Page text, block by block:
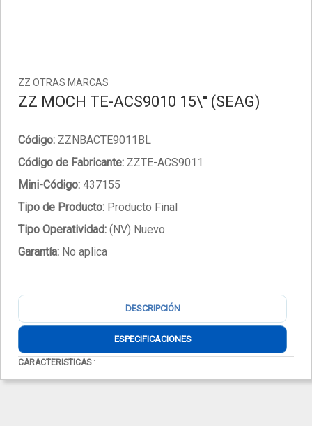
ZZ OTRAS MARCAS
ZZ MOCH TE-ACS9010 15\'' (SEAG)
Código: ZZNBACTE9011BL
Código de Fabricante: ZZTE-ACS9011
Mini-Código: 437155
Tipo de Producto: Producto Final
Tipo Operatividad: (NV) Nuevo
Garantía: No aplica
DESCRIPCIÓN
ESPECIFICACIONES
CARACTERISTICAS: